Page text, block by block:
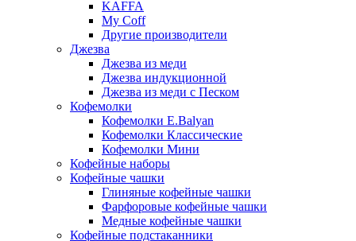
KAFFA
My Coff
Другие производители
Джезва
Джезва из меди
Джезва индукционной
Джезва из меди с Песком
Кофемолки
Кофемолки E.Balyan
Кофемолки Классические
Кофемолки Мини
Кофейные наборы
Кофейные чашки
Глиняные кофейные чашки
Фарфоровые кофейные чашки
Медные кофейные чашки
Кофейные подстаканники